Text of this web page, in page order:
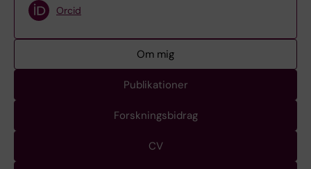
Orcid
Om mig
Publikationer
Forskningsbidrag
CV